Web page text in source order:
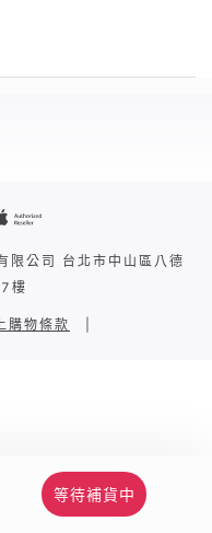
等待補貨中
公司 台北市中山區八德
樓
購物條款